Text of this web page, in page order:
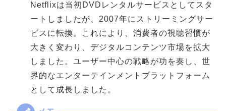
Netflixは当初DVDレンタルサービスとしてスタ
ートしましたが、2007年にストリーミングサー
ビスに転換。これにより、消費者の視聴習慣が
大きく変わり、デジタルコンテンツ市場を拡大
しました。ユーザー中心の戦略が功を奏し、世
界的なエンターテインメントプラットフォーム
として成長しました。